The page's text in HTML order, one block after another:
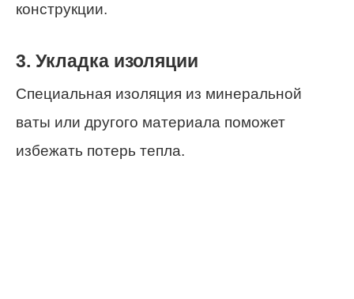
конструкции.
3. Укладка изоляции
Специальная изоляция из минеральной
ваты или другого материала поможет
избежать потерь тепла.